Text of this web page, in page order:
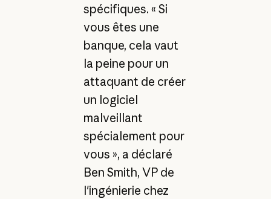
spécifiques. « Si
vous êtes une
banque, cela vaut
la peine pour un
attaquant de créer
un logiciel
malveillant
spécialement pour
vous », a déclaré
Ben Smith, VP de
l'ingénierie chez